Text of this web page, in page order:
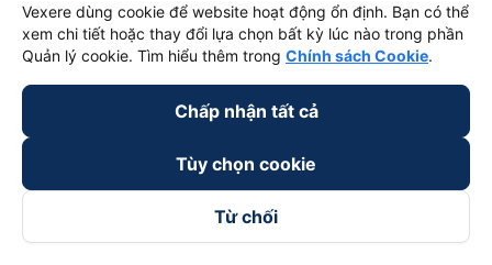
keyboard_arrow_down
Vexere dùng cookie để website hoạt động ổn định. Bạn có thể
xem chi tiết hoặc thay đổi lựa chọn bất kỳ lúc nào trong phần
Quản lý cookie. Tìm hiểu thêm trong Chính sách Cookie.
Chấp nhận tất cả
Tùy chọn cookie
Từ chối